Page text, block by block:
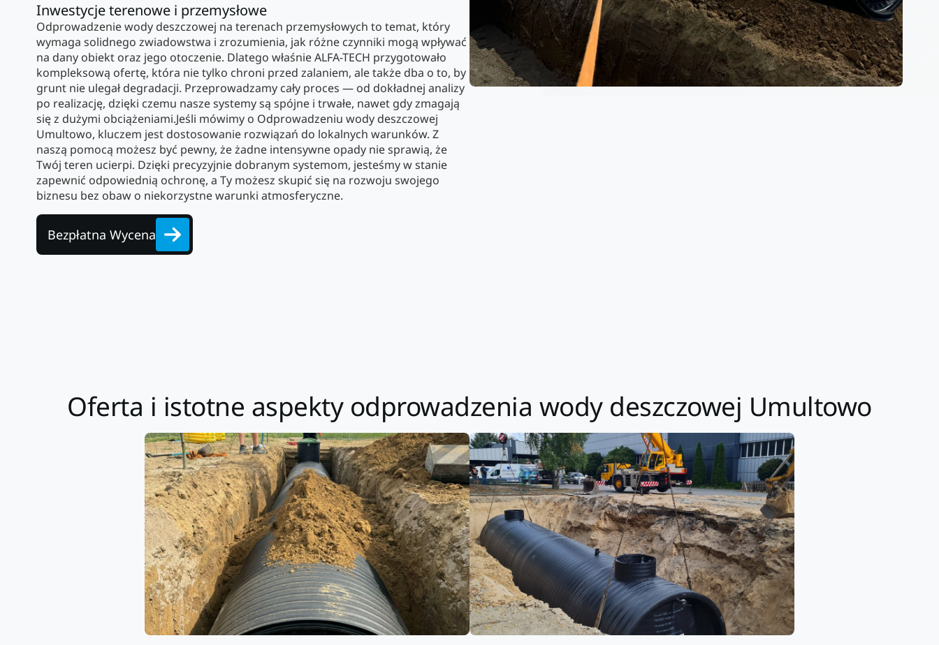
Inwestycje terenowe i przemysłowe
Odprowadzenie wody deszczowej na terenach przemysłowych to temat, który
wymaga solidnego zwiadowstwa i zrozumienia, jak różne czynniki mogą wpływać
na dany obiekt oraz jego otoczenie. Dlatego właśnie ALFA-TECH przygotowało
kompleksową ofertę, która nie tylko chroni przed zalaniem, ale także dba o to, by
grunt nie ulegał degradacji. Przeprowadzamy cały proces — od dokładnej analizy
po realizację, dzięki czemu nasze systemy są spójne i trwałe, nawet gdy zmagają
się z dużymi obciążeniami.Jeśli mówimy o Odprowadzeniu wody deszczowej
Umultowo, kluczem jest dostosowanie rozwiązań do lokalnych warunków. Z
naszą pomocą możesz być pewny, że żadne intensywne opady nie sprawią, że
Twój teren ucierpi. Dzięki precyzyjnie dobranym systemom, jesteśmy w stanie
zapewnić odpowiednią ochronę, a Ty możesz skupić się na rozwoju swojego
biznesu bez obaw o niekorzystne warunki atmosferyczne.
Bezpłatna Wycena
Oferta i istotne aspekty odprowadzenia wody deszczowej Umultowo